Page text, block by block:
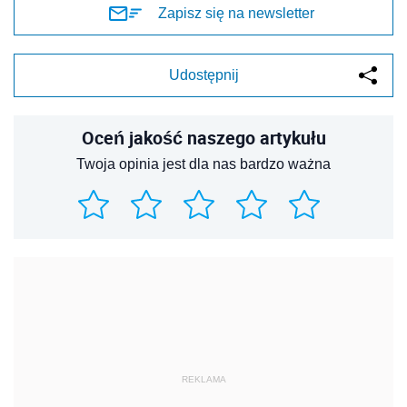
Zapisz się na newsletter
Udostępnij
Oceń jakość naszego artykułu
Twoja opinia jest dla nas bardzo ważna
REKLAMA